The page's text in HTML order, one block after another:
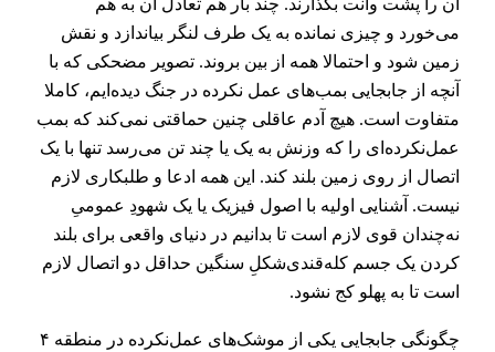
آن را پشت وانت بگذارند. چند بار هم تعادل آن به هم
می‌خورد و چیزی نمانده به یک طرف لنگر بیاندازد و نقش
زمین شود و احتمالا همه از بین بروند. تصویر مضحکی که با
آنچه از جابجایی بمب‌های عمل نکرده در جنگ دیده‌ایم، کاملا
متفاوت است. هیچ آدم عاقلی چنین حماقتی نمی‌کند که بمب
عمل‌نکرده‌ای را که وزنش به یک یا چند تن می‌رسد تنها با یک
اتصال از روی زمین بلند کند. این همه ادعا و طلبکاری لازم
نیست. آشنایی اولیه با اصول فیزیک یا یک شهودِ عمومیِ
نه‌چندان قوی لازم است تا بدانیم در دنیای واقعی برای بلند
کردن یک جسم کله‌قندی‌شکلِ سنگین حداقل دو اتصال لازم
است تا به پهلو کج نشود.
چگونگی جابجایی یکی از موشک‌های عمل‌نکرده در منطقه ۴